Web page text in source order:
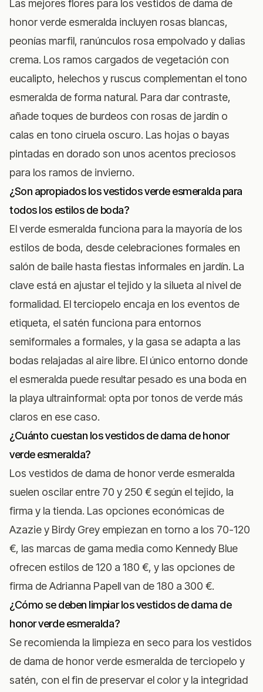
Las mejores flores para los vestidos de dama de
honor verde esmeralda incluyen rosas blancas,
peonías marfil, ranúnculos rosa empolvado y dalias
crema. Los ramos cargados de vegetación con
eucalipto, helechos y ruscus complementan el tono
esmeralda de forma natural. Para dar contraste,
añade toques de burdeos con rosas de jardín o
calas en tono ciruela oscuro. Las hojas o bayas
pintadas en dorado son unos acentos preciosos
para los ramos de invierno.
¿Son apropiados los vestidos verde esmeralda para
todos los estilos de boda?
El verde esmeralda funciona para la mayoría de los
estilos de boda, desde celebraciones formales en
salón de baile hasta fiestas informales en jardín. La
clave está en ajustar el tejido y la silueta al nivel de
formalidad. El terciopelo encaja en los eventos de
etiqueta, el satén funciona para entornos
semiformales a formales, y la gasa se adapta a las
bodas relajadas al aire libre. El único entorno donde
el esmeralda puede resultar pesado es una boda en
la playa ultrainformal: opta por tonos de verde más
claros en ese caso.
¿Cuánto cuestan los vestidos de dama de honor
verde esmeralda?
Los vestidos de dama de honor verde esmeralda
suelen oscilar entre 70 y 250 € según el tejido, la
firma y la tienda. Las opciones económicas de
Azaziey Birdy Grey empiezan en torno a los 70-120
€, las marcas de gama media como Kennedy Blue
ofrecen estilos de 120 a 180 €, y las opciones de
firma deAdrianna Papellvan de 180 a 300 €.
¿Cómo se deben limpiar los vestidos de dama de
honor verde esmeralda?
Se recomienda la limpieza en seco para los vestidos
de dama de honor verde esmeralda de terciopelo y
satén, con el fin de preservar el color y la integridad